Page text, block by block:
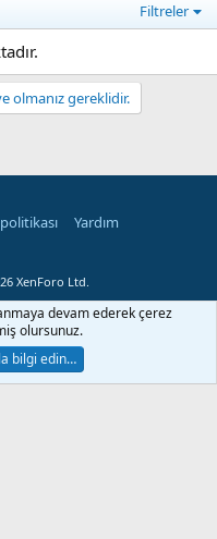
Filtreler
olmanız gereklidir.
Yardım
XenForo Ltd.
devam ederek çerez
olursunuz.
bilgi edin…